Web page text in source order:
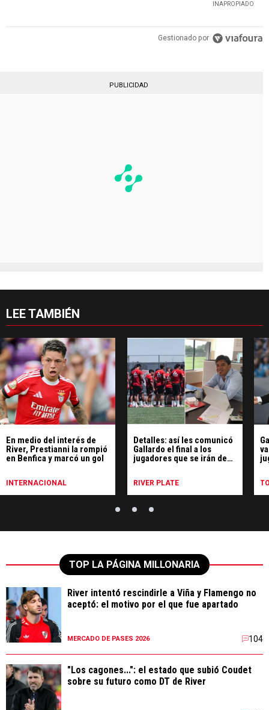
INAPROPIADO
Gestionado por
PUBLICIDAD
LEE TAMBIÉN
En medio del interés de
River, Prestianni la rompió
en Benfica y marcó un gol
INTERNACIONAL
Detalles: así les comunicó
Gallardo el final a los
jugadores que se irán de
RIVER PLATE
TOP LA PÁGINA MILLONARIA
River intentó rescindirle a Viña y Flamengo no
aceptó: el motivo por el que fue apartado
MERCADO DE PASES 2026 104
"Los cagones...": el estado que subió Coudet
sobre su futuro como DT de River